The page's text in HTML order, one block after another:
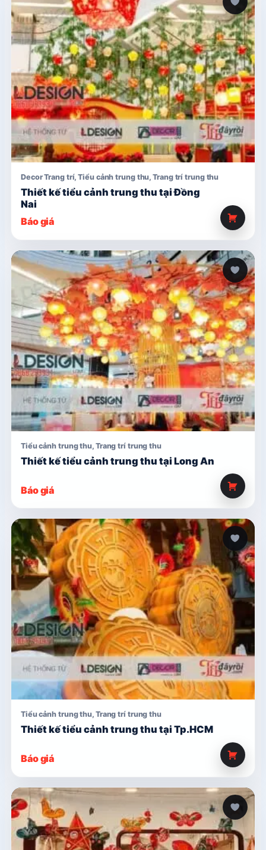
Decor Trang trí,Tiểu cảnh trung thu,Trang trí trung thu
Thiết kế tiểu cảnh trung thu tại Đồng
Nai
Báo giá
Tiểu cảnh trung thu, Trang trí trung thu
Thiết kế tiểu cảnh trung thu tại Long An
Báo giá
Tiểu cảnh trung thu, Trang trí trung thu
Thiết kế tiểu cảnh trung thu tại Tp.HCM
Báo giá